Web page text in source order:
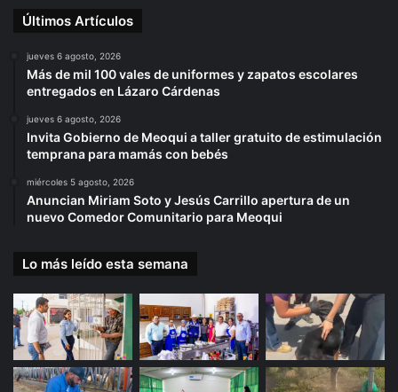
Últimos Artículos
jueves 6 agosto, 2026
Más de mil 100 vales de uniformes y zapatos escolares
entregados en Lázaro Cárdenas
jueves 6 agosto, 2026
Invita Gobierno de Meoqui a taller gratuito de estimulación
temprana para mamás con bebés
miércoles 5 agosto, 2026
Anuncian Miriam Soto y Jesús Carrillo apertura de un
nuevo Comedor Comunitario para Meoqui
Lo más leído esta semana